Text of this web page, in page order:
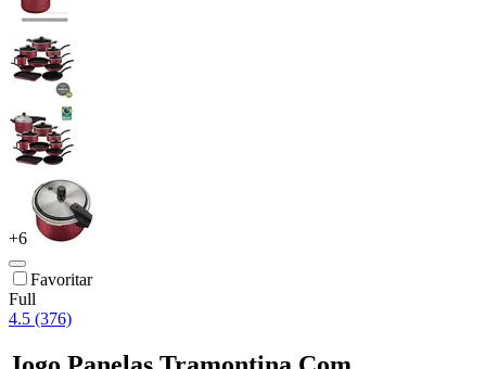
+6
Favoritar
Full
4.5 (376)